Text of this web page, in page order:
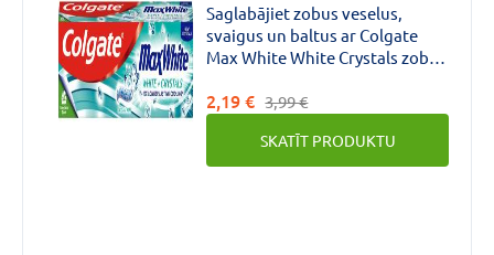
Saglabājiet zobus veselus,
svaigus un baltus ar Colgate
Max White White Crystals zobu
atjauno zobu dabisko baltumu,
savukārt Fresh.FX tehnoloģija
nodrošina atvēsinošu
iedarbību, kas saglabājas 10
2,19 € 3,99 €
SKATĪT PRODUKTU